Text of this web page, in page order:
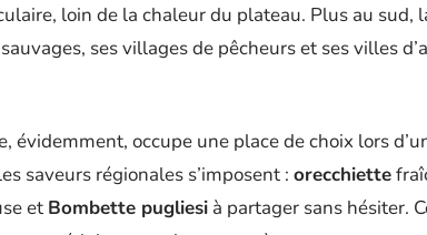
loin de la chaleur du plateau. Plus au sud,
ses villages de pêcheurs et ses villes
évidemment, occupe une place de choix lors
saveurs régionales s’imposent : orecchiette
et Bombette pugliesi à partager sans hésiter.